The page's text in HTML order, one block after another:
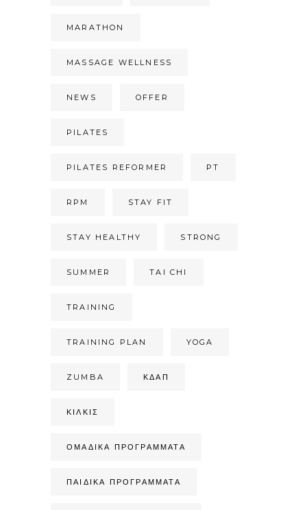
MARATHON
MASSAGE WELLNESS
NEWS OFFER
PILATES
PILATES REFORMER PT
RPM STAY FIT
STAY HEALTHY STRONG
SUMMER TAI CHI
TRAINING
TRAINING PLAN YOGA
ZUMBA ΚΔΑΠ
ΚΙΛΚΊΣ
ΟΜΑΔΙΚΆ ΠΡΟΓΡΆΜΜΑΤΑ
ΠΑΙΔΙΚΆ ΠΡΟΓΡΆΜΜΑΤΑ